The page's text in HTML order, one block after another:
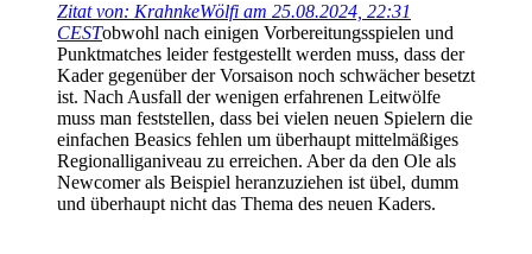
Zitat von: KrahnkeWölfi am 25.08.2024, 22:31
CESTobwohl nach einigen Vorbereitungsspielen und
Punktmatches leider festgestellt werden muss, dass der
Kader gegenüber der Vorsaison noch schwächer besetzt
ist. Nach Ausfall der wenigen erfahrenen Leitwölfe
muss man feststellen, dass bei vielen neuen Spielern die
einfachen Beasics fehlen um überhaupt mittelmäßiges
Regionalliganiveau zu erreichen. Aber da den Ole als
Newcomer als Beispiel heranzuziehen ist übel, dumm
und überhaupt nicht das Thema des neuen Kaders.